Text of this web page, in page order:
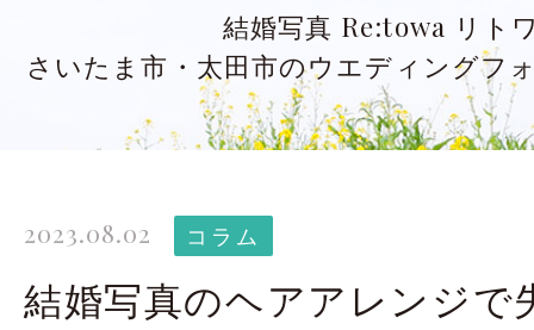
和装スタジオ
Kimono studio
太田店ギャラリー 大宮
ドレス＆着物
結婚写真 Re:towa リト
さいたま市・太田市のウエディングフ
2023.08.02 コラム
結婚写真のヘアアレンジで